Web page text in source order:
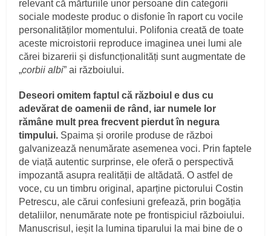
relevant că mărturiile unor persoane din categorii
sociale modeste produc o disfonie în raport cu vocile
personalităților momentului. Polifonia creată de toate
aceste microistorii reproduce imaginea unei lumi ale
cărei bizarerii și disfuncționalități sunt augmentate de
„corbii albi” ai războiului.
Deseori omitem faptul că războiul e dus cu
adevărat de oamenii de rând, iar numele lor
rămâne mult prea frecvent pierdut în negura
timpului. Spaima și ororile produse de război
galvanizează nenumărate asemenea voci. Prin faptele
de viață autentic surprinse, ele oferă o perspectivă
impozantă asupra realității de altădată. O astfel de
voce, cu un timbru original, aparține pictorului Costin
Petrescu, ale cărui confesiuni grefează, prin bogăția
detaliilor, nenumărate note pe frontispiciul războiului.
Manuscrisul, ieșit la lumina tiparului la mai bine de o